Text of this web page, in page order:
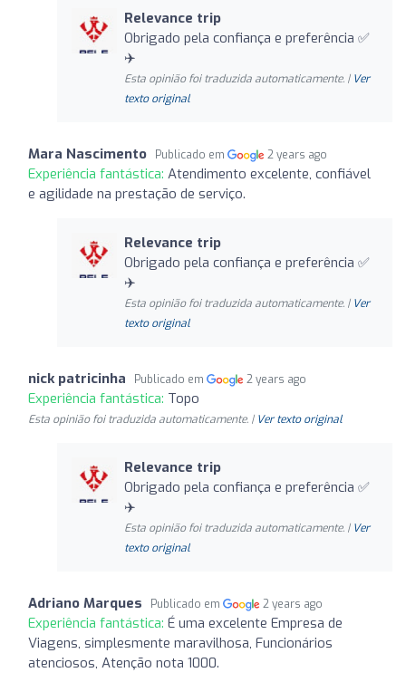
Relevance trip
Obrigado pela confiança e preferência ✅
✈️
Esta opinião foi traduzida automaticamente. | Ver
texto original
Mara Nascimento Publicado em 2 years ago
Experiência fantástica: Atendimento excelente, confiável
e agilidade na prestação de serviço.
Relevance trip
Obrigado pela confiança e preferência ✅
✈️
Esta opinião foi traduzida automaticamente. | Ver
texto original
nick patricinha Publicado em 2 years ago
Experiência fantástica: Topo
Esta opinião foi traduzida automaticamente. | Ver texto original
Relevance trip
Obrigado pela confiança e preferência ✅
✈️
Esta opinião foi traduzida automaticamente. | Ver
texto original
Adriano Marques Publicado em 2 years ago
Experiência fantástica: É uma excelente Empresa de
Viagens, simplesmente maravilhosa, Funcionários
atenciosos, Atenção nota 1000.